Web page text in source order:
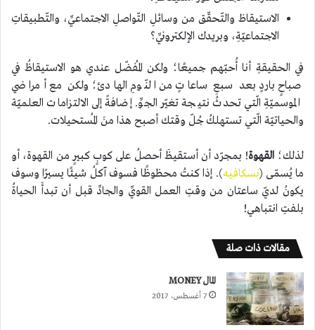
الاستيقاظ والتّحقّق من وسائلِ التّواصلِ الاجتماعيِّ، والتّطبيقاتِ
الاجتماعيّةِ، وبريدك الإلكترونيِّ؟
في الحقيقةِ أنا أُحبّهم جميعًا؛ ولكن المُفضّل عندي هو الاستيقاظُ في
صباحٍ باردٍ بعد سبعِ ساعاتٍ من النّومِ الهادئ؛ ولكن مع أمراضي
الموسميّةِ الّتي تحدثُ نتيجة تغيّر الجوِّ. إضافةً إلى الالتزامات العلميّة
والحياتيّة الّتي تستهلكُ جُلّ وقتك أصبح هذا منَ المُستحيلات.
لذلك؛القهوة! بمجرّد أن أستقيظَ أحصلُ على كوبٍ كبيرٍ من القهوة، أو
ما يُسمّى (نسكافيه). إذا كنتُ محظوظًا فسوف آكلُ شيئًا يسيرًا وسوف
يكونُ لديّ ساعتان من وقتِ العمل القويِّ والجادِّ قبل أن تبدأَ الحياةُ
بلفتِ انتباهي!
مقالات ذات صلة
المال MONEY
7 أغسطس، 2017